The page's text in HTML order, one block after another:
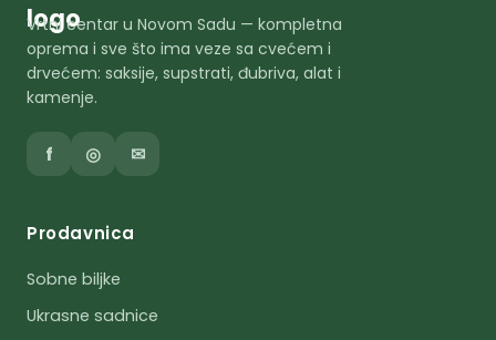
Vrtni centar u Novom Sadu — kompletna
oprema i sve što ima veze sa cvećem i
drvećem: saksije, supstrati, đubriva, alat i
kamenje.
f ◎ ✉
Prodavnica
Sobne biljke
Ukrasne sadnice